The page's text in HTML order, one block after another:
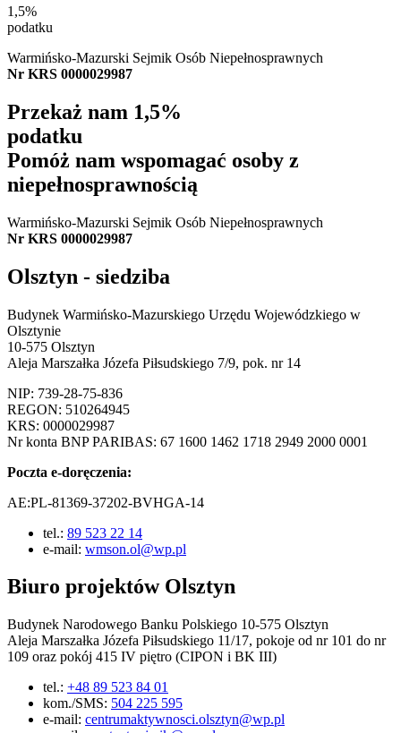
1,5%
podatku
Warmińsko-Mazurski Sejmik Osób Niepełnosprawnych
Nr KRS 0000029987
Przekaż nam 1,5%
podatku
Pomóż nam wspomagać osoby z
niepełnosprawnością
Warmińsko-Mazurski Sejmik Osób Niepełnosprawnych
Nr KRS 0000029987
Olsztyn - siedziba
Budynek Warmińsko-Mazurskiego Urzędu Wojewódzkiego w
Olsztynie
10-575 Olsztyn
Aleja Marszałka Józefa Piłsudskiego 7/9, pok. nr 14
NIP: 739-28-75-836
REGON: 510264945
KRS: 0000029987
Nr konta BNP PARIBAS: 67 1600 1462 1718 2949 2000 0001
Poczta e-doręczenia:
AE:PL-81369-37202-BVHGA-14
tel.: 89 523 22 14
e-mail: wmson.ol@wp.pl
Biuro projektów Olsztyn
Budynek Narodowego Banku Polskiego 10-575 Olsztyn
Aleja Marszałka Józefa Piłsudskiego 11/17, pokoje od nr 101 do nr
109 oraz pokój 415 IV piętro (CIPON i BK III)
tel.: +48 89 523 84 01
kom./SMS: 504 225 595
e-mail: centrumaktywnosci.olsztyn@wp.pl